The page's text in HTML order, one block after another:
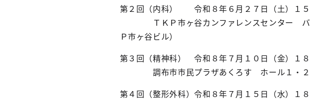
第２回（内科） 令和８年６月２７日（土）１５
ＴＫＰ市ヶ谷カンファレンスセンター バ
Ｐ市ヶ谷ビル）
第３回（精神科） 令和８年７月１０日（金）１
調布市市民プラザあくろす ホール１・２（
第４回（整形外科）令和８年７月１５日（水）１